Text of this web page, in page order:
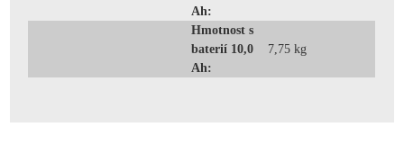
Ah:
Hmotnost s
baterií 10,0
Ah:
7,75 kg